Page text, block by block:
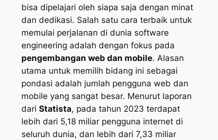
bisa dipelajari oleh siapa saja dengan minat
dan dedikasi. Salah satu cara terbaik untuk
memulai perjalanan di dunia software
engineering adalah dengan fokus pada
pengembangan web dan mobile. Alasan
utama untuk memilih bidang ini sebagai
pondasi adalah jumlah pengguna web dan
mobile yang sangat besar. Menurut laporan
dari Statista, pada tahun 2023 terdapat
lebih dari 5,18 miliar pengguna internet di
seluruh dunia, dan lebih dari 7,33 miliar